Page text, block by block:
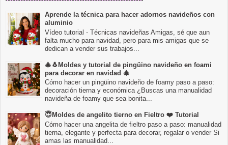
Aprende la técnica para hacer adornos navideños con
aluminio
Vídeo tutorial - Técnicas navideñas Amigas, sé que aun
falta mucho para navidad, pero para mis amigas que se
dedican a vender sus trabajos...
🎄🐧Moldes y tutorial de pingüino navideño en foami
para decorar en navidad 🎄
Cómo hacer un pingüino navideño de foamy paso a paso:
decoración tierna y económica ¿Buscas una manualidad
navideña de foamy que sea bonita...
😇Moldes de angelito tierno en Fieltro ❤️ Tutorial
Cómo hacer una angelita de fieltro paso a paso: manualidad
tierna, elegante y perfecta para decorar, regalar o vender Si
amas las manualidad...